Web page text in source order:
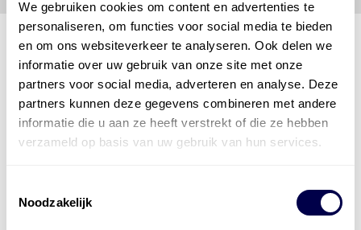
We gebruiken cookies om content en advertenties te
personaliseren, om functies voor social media te bieden
en om ons websiteverkeer te analyseren. Ook delen we
informatie over uw gebruik van onze site met onze
partners voor social media, adverteren en analyse. Deze
partners kunnen deze gegevens combineren met andere
informatie die u aan ze heeft verstrekt of die ze hebben
verzameld op basis van uw gebruik van hun services.
Noodzakelijk
Den Hartog Energies
bestaat uitvier divisies